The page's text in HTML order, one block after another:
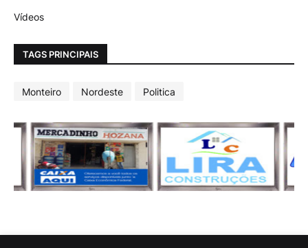
Vídeos
TAGS PRINCIPAIS
Monteiro Nordeste Politica